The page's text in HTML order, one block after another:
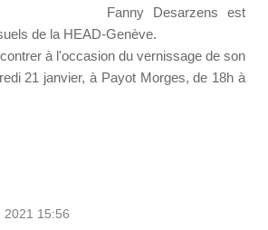
Fanny Desarzens est
de la HEAD-Genève.
à l'occasion du vernissage de son
21 janvier, à Payot Morges, de 18h à
2021 15:56